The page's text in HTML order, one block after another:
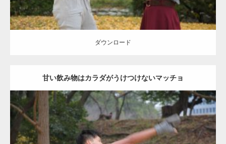
ダウンロード
甘い飲み物はカラダがうけつけないマッチョ
Update:2021.07.8